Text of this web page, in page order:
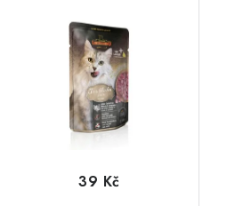
39 Kč